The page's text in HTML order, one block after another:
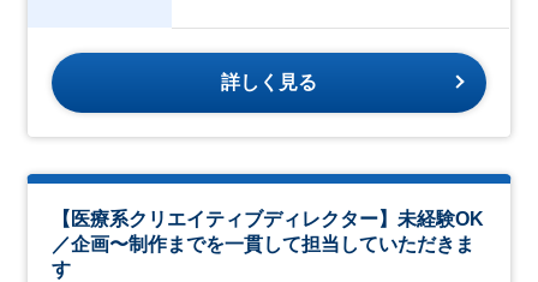
詳しく見る
【医療系クリエイティブディレクター】未経験OK
／企画〜制作までを⼀貫して担当していただきま
す